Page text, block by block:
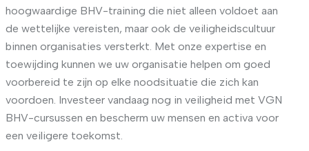
hoogwaardige BHV-training die niet alleen voldoet aan
de wettelijke vereisten, maar ook de veiligheidscultuur
binnen organisaties versterkt. Met onze expertise en
toewijding kunnen we uw organisatie helpen om goed
voorbereid te zijn op elke noodsituatie die zich kan
voordoen. Investeer vandaag nog in veiligheid met VGN
BHV-cursussen en bescherm uw mensen en activa voor
een veiligere toekomst.